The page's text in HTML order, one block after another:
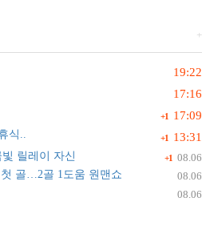
+
19:22
17:16
+1 17:09
+1 13:31
식..
+1 08.06
릴레이 자신
08.06
골…2골 1도움 원맨쇼
08.06